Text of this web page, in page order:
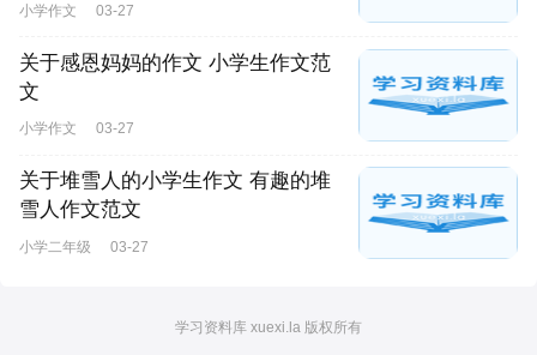
小学作文 03-27
关于感恩妈妈的作文 小学生作文范
文
小学作文 03-27
关于堆雪人的小学生作文 有趣的堆
雪人作文范文
小学二年级 03-27
学习资料库 xuexi.la 版权所有